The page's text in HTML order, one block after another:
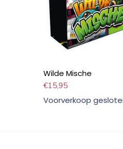
Wilde Mische
€15,95
Voorverkoop